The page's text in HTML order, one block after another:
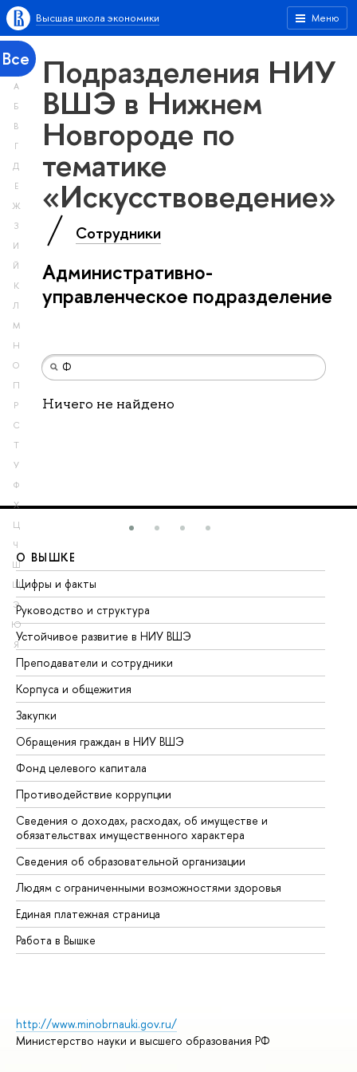
Меню
Высшая школа экономики
Все
А
Б
В
Г
Д
Е
Ж
З
И
Й
К
Л
М
Н
О
П
Р
С
Т
У
Ф
Х
Ц
Ч
Ш
Щ
Э
Ю
Я
Подразделения НИУ
ВШЭ в Нижнем
Новгороде по
тематике
«Искусствоведение»
Сотрудники
Административно-
управленческое подразделение
Ничего не найдено
О ВЫШКЕ
Цифры и факты
Руководство и структура
Устойчивое развитие в НИУ ВШЭ
Преподаватели и сотрудники
Корпуса и общежития
Закупки
Обращения граждан в НИУ ВШЭ
Фонд целевого капитала
Противодействие коррупции
Сведения о доходах, расходах, об имуществе и
обязательствах имущественного характера
Сведения об образовательной организации
Людям с ограниченными возможностями здоровья
Единая платежная страница
Работа в Вышке
http://www.minobrnauki.gov.ru/
Министерство науки и высшего образования РФ